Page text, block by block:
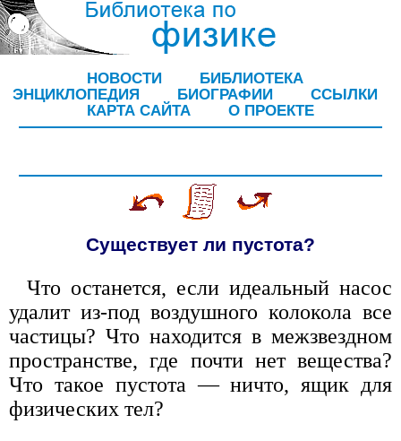
НОВОСТИ
БИБЛИОТЕКА
ЭНЦИКЛОПЕДИЯ
БИОГРАФИИ
ССЫЛКИ
КАРТА САЙТА
О ПРОЕКТЕ
Существует ли пустота?
Что останется, если идеальный насос
удалит из-под воздушного колокола все
частицы? Что находится в межзвездном
пространстве, где почти нет вещества?
Что такое пустота — ничто, ящик для
физических тел?